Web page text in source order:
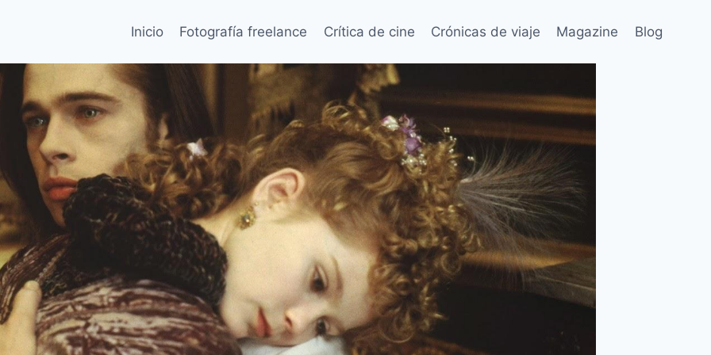
Inicio Fotografía freelance Crítica de cine Crónicas de viaje Magazine Blog